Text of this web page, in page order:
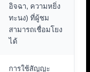
อิจฉา, ความหยิ่ง
ทะนง) ที่ผู้ชม
สามารถเชื่อมโยง
ได้
การใช้สัญญะ